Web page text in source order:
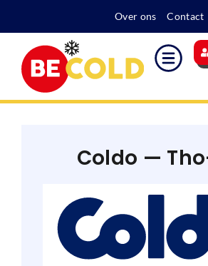
Over ons Contact
Coldo —